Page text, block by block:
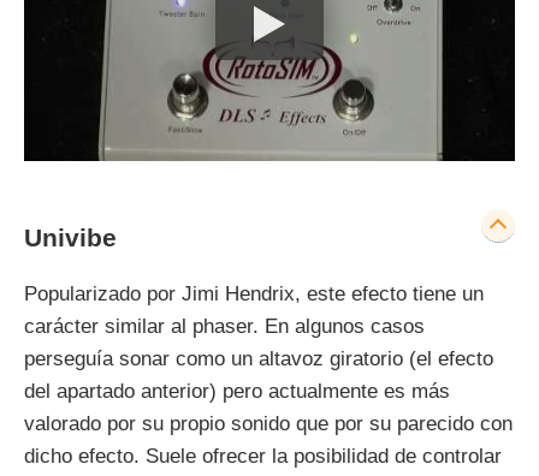
Univibe
Popularizado por Jimi Hendrix, este efecto tiene un
carácter similar al phaser. En algunos casos
perseguía sonar como un altavoz giratorio (el efecto
del apartado anterior) pero actualmente es más
valorado por su propio sonido que por su parecido con
dicho efecto. Suele ofrecer la posibilidad de controlar